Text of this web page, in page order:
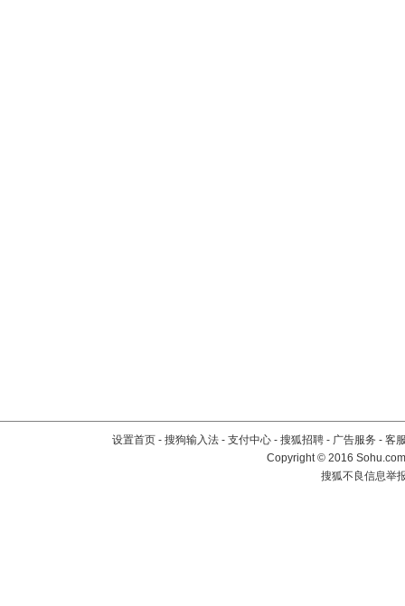
设置首页 - 搜狗输入法 - 支付中心 - 搜狐招聘 - 广告服务 - 客
Copyright©2016
搜狐不良信息举